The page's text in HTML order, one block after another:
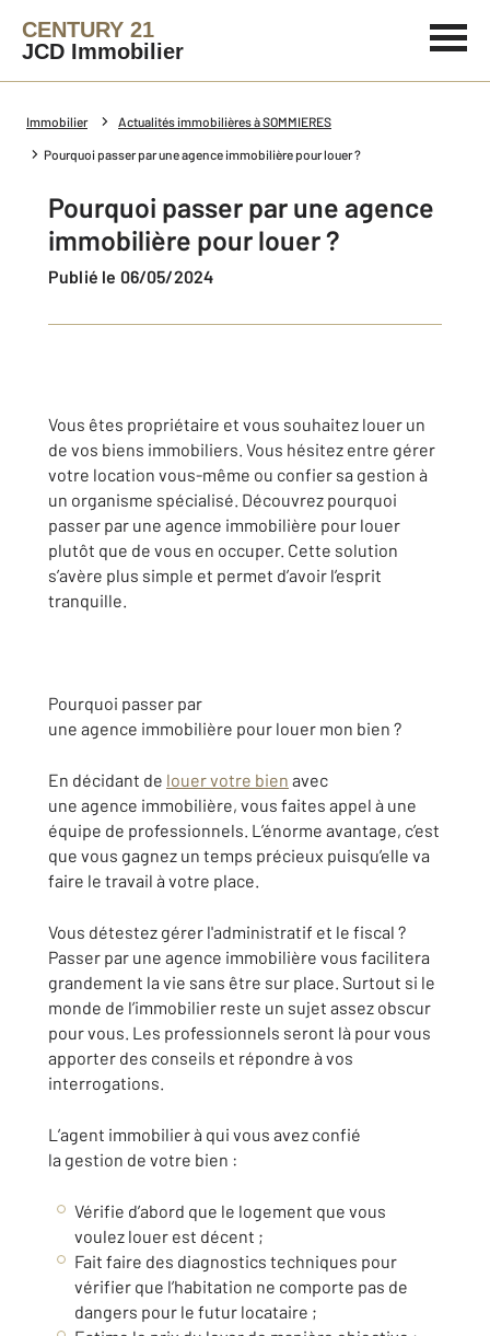
CENTURY 21
JCD Immobilier
Immobilier Actualités immobilières à SOMMIERES
Pourquoi passer par une agence immobilière pour louer ?
Pourquoi passer par une agence
immobilière pour louer ?
Publié le 06/05/2024
Vous êtes propriétaire et vous souhaitez louer un
de vos biens immobiliers. Vous hésitez entre gérer
votre location vous-même ou confier sa gestion à
un organisme spécialisé. Découvrez pourquoi
passer par une agence immobilière pour louer
plutôt que de vous en occuper. Cette solution
s’avère plus simple et permet d’avoir l’esprit
tranquille.
Pourquoi passer par
une agence immobilière pour louer mon bien ?
En décidant de louer votre bien avec
une agence immobilière, vous faites appel à une
équipe de professionnels. L’énorme avantage, c’est
que vous gagnez un temps précieux puisqu’elle va
faire le travail à votre place.
Vous détestez gérer l'administratif et le fiscal ?
Passer par une agence immobilière vous facilitera
grandement la vie sans être sur place. Surtout si le
monde de l’immobilier reste un sujet assez obscur
pour vous. Les professionnels seront là pour vous
apporter des conseils et répondre à vos
interrogations.
L’agent immobilier à qui vous avez confié
la gestion de votre bien :
Vérifie d’abord que le logement que vous
voulez louer est décent ;
Fait faire des diagnostics techniques pour
vérifier que l’habitation ne comporte pas de
dangers pour le futur locataire ;